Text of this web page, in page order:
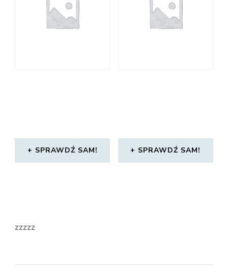
SPRAWDŹ SAM! SPRAWDŹ SAM!
zzzzz